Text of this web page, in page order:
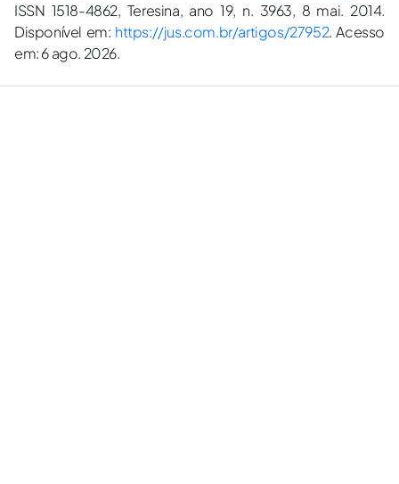
ISSN 1518-4862, Teresina, ano 19, n. 3963, 8 mai. 2014.
Disponível em: https://jus.com.br/artigos/27952. Acesso
em: 6 ago. 2026.